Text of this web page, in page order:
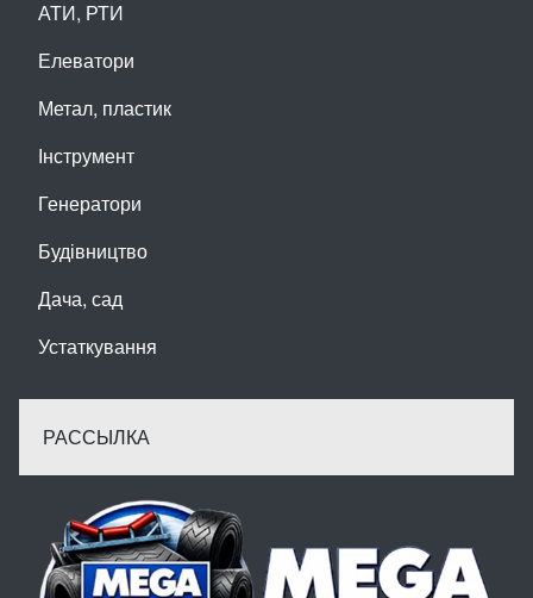
АТИ, РТИ
Елеватори
Метал, пластик
Інструмент
Генератори
Будівництво
Дача, сад
Устаткування
РАССЫЛКА